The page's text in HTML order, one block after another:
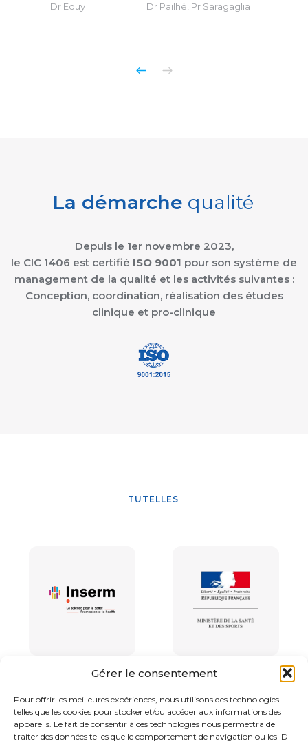
Gérer le consentement
Pour offrir les meilleures expériences, nous utilisons des technologies
telles que les cookies pour stocker et/ou accéder aux informations des
appareils. Le fait de consentir à ces technologies nous permettra de
traiter des données telles que le comportement de navigation ou les ID
Dr Equy
Dr Pailhé, Pr Saragaglia
La démarche qualité
Depuis le 1er novembre 2023,
le CIC 1406 est certifié ISO 9001 pour son système de
management de la qualité et les activités suivantes :
Conception, coordination, réalisation des études
clinique et pro-clinique
TUTELLES